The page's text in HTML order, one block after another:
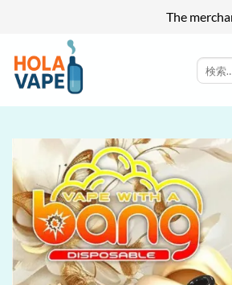
The
content
検
索
象: